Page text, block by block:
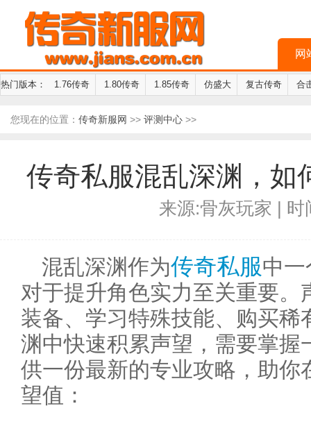
网
热门版本： 1.76传奇 1.80传奇 1.85传奇 仿盛大 复古传奇 合
您现在的位置： 传奇新服网 >> 评测中心 >>
传奇私服混乱深渊，如
来源:骨灰玩家 | 时
混乱深渊作为传奇私服中
对于提升角色实力至关重要
装备、学习特殊技能、购买稀
渊中快速积累声望，需要掌握
供一份最新的专业攻略，助你
望值：